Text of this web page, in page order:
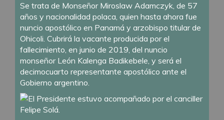
Se trata de Monseñor Miroslaw Adamczyk, de 57
años y nacionalidad polaca, quien hasta ahora fue
nuncio apostólico en Panamá y arzobispo titular de
Ohicoli. Cubrirá la vacante producida por el
fallecimiento, en junio de 2019, del nuncio
monseñor León Kalenga Badikebele, y será el
decimocuarto representante apostólico ante el
Gobierno argentino.